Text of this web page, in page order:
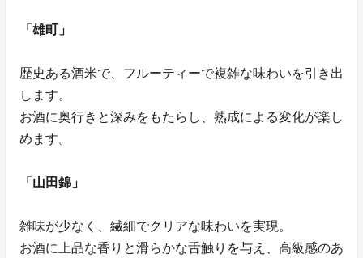
「雄町」
歴史ある酒米で、フルーティーで複雑な味わいを引き出
します。
お酒に奥行きと深みをもたらし、熟成による変化が楽し
めます。
「山田錦」
雑味が少なく、繊細でクリアな味わいを実現。
お酒に上品な香りと滑らかな舌触りを与え、高級感のあ